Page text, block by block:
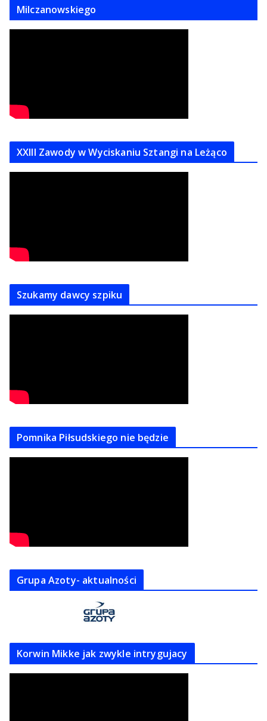
Milczanowskiego
XXIII Zawody w Wyciskaniu Sztangi na Leżąco
Szukamy dawcy szpiku
Pomnika Piłsudskiego nie będzie
Grupa Azoty- aktualności
Korwin Mikke jak zwykle intrygujacy